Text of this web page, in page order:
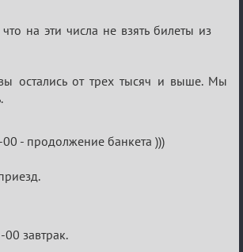
на эти числа не взять билеты из
остались от трех тысяч и выше. Мы
- продолжение банкета )))
завтрак.